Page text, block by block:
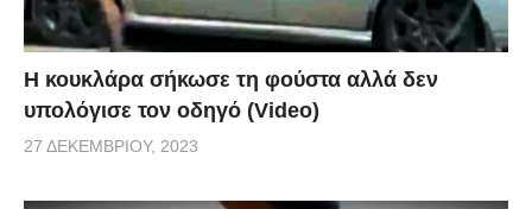
Η κουκλάρα σήκωσε τη φούστα αλλά δεν
υπολόγισε τον οδηγό (Video)
27 ΔΕΚΕΜΒΡΊΟΥ, 2023